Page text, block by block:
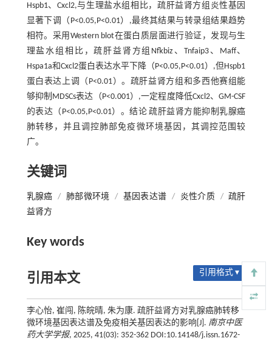
Hspb1、Cxcl2,与生理盐水组相比，疏肝益肾方组炎性基因
显著下调（P<0.05,P<0.01）,最终其结果与转录组结果趋势
相符。采用Western blot在蛋白质层面进行验证，发现与生
理盐水组相比，疏肝益肾方组Nfkbiz、Tnfaip3、Maff、
Hspa1a和Cxcl2蛋白表达水平下降（P<0.05,P<0.01）,但Hspb1
蛋白表达上调（P<0.01）。疏肝益肾方组和多西他赛组能
够抑制MDSCs表达（P<0.001）,一定程度降低Cxcl2、GM-CSF
的表达（P<0.05,P<0.01）。结论 疏肝益肾方能抑制乳腺癌
肺转移，并且调控肺部免疫微环境基因，其调控范围较
广。
关键词
乳腺癌 / 肺部微环境 / 基因表达谱 / 炎性介质 / 疏肝
益肾方
Key words
引用本文 引用格式 ▾
李心怡, 崔闯, 陈皖晴, 朱为康. 疏肝益肾方对乳腺癌肺转移
微环境基因表达谱及免疫相关基因表达的影响[J]. 南京中医
药大学学报, 2025, 41(03): 352-362 DOI:10.14148/j.issn.1672-